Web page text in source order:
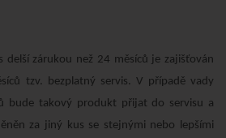
delší zárukou než 24 měsíců je zajišťován
tzv. bezplatný servis. V případě vady
bude takový produkt přijat do servisu a
za jiný kus se stejnými nebo lepšími